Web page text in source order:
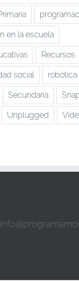
en la escuela
Recursos
social robótica
Secundaria
Unplugged